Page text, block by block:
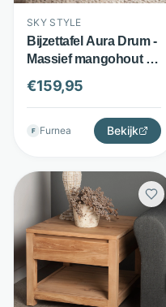
SKY STYLE
Bijzettafel Aura Drum -
Massief mangohout -
Handgemaakte 3D-
look - Bruin - Sky Style
€159,95
F Furnea Bekijk